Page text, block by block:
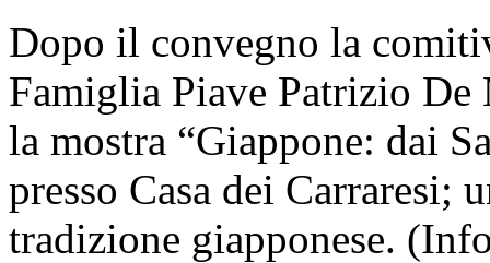
Dopo il convegno la
Famiglia Piave Patrizio
la mostra “Giappone: dai
presso Casa dei Carraresi;
tradizione giapponese.